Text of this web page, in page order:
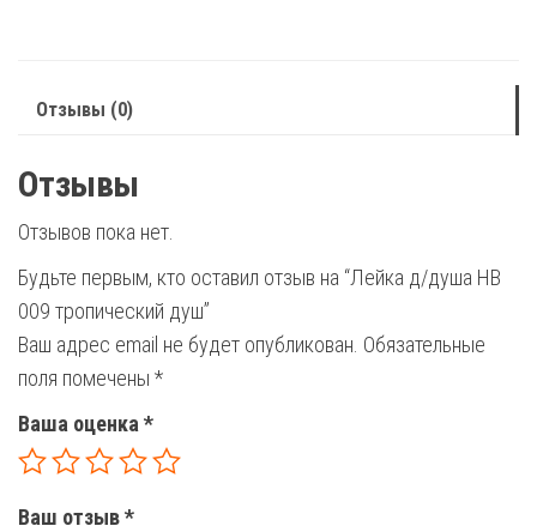
душ
Отзывы (0)
Отзывы
Отзывов пока нет.
Будьте первым, кто оставил отзыв на “Лейка д/душа HB
009 тропический душ”
Ваш адрес email не будет опубликован. Обязательные
поля помечены *
Ваша оценка *
Ваш отзыв*